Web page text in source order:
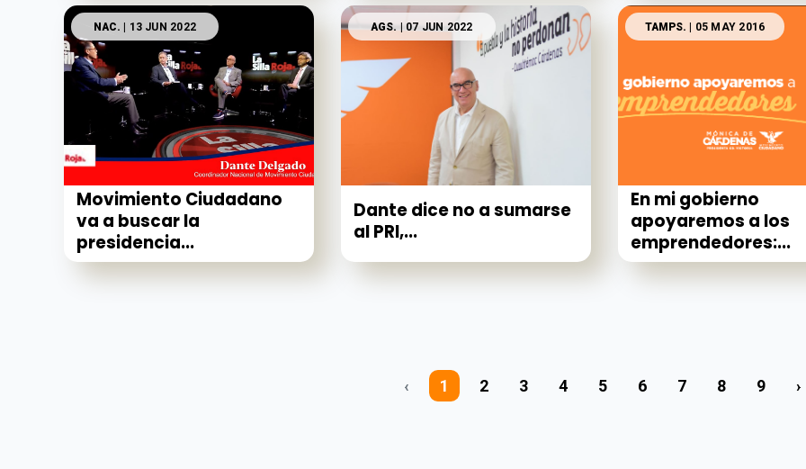
NAC. | 13 JUN 2022
Movimiento Ciudadano
va a buscar la
presidencia...
AGS. | 07 JUN 2022
Dante dice no a sumarse
al PRI,...
TAMPS. | 05 MAY 2016
En mi gobierno
apoyaremos a los
emprendedores:...
‹ 1 2 3 4 5 6 7 8 9 ›